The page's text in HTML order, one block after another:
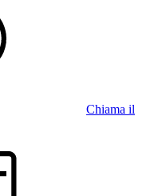
Chiama il